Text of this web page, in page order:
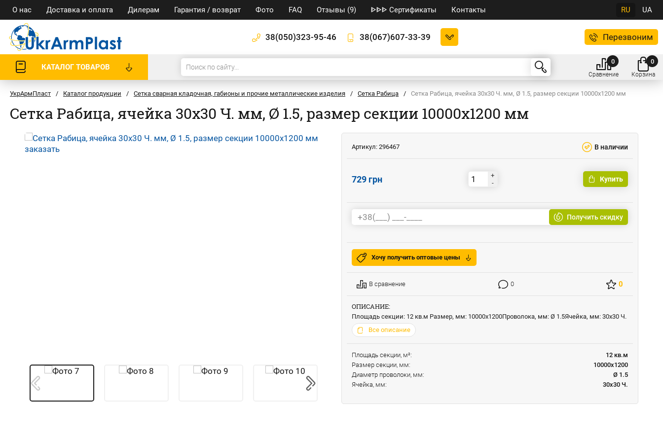
О нас Доставка и оплата Дилерам Гарантия / возврат Фото FAQ Отзывы (9) ᐈᐈᐈ Сертификаты Контакты RU UA
38(050)323-95-46 38(067)607-33-39 Перезвоним
КАТАЛОГ ТОВАРОВ
Сравнение
0
Корзина
0
УкрАрмПласт / Каталог продукции / Сетка сварная кладочная, габионы и прочие металлические изделия / Сетка Рабица / Сетка Рабица, ячейка 30x30 Ч. мм, Ø 1.5, размер секции 10000x1200 мм
Сетка Рабица, ячейка 30x30 Ч. мм, Ø 1.5, размер секции 10000x1200 мм
Артикул: 296467 В наличии
729 грн
+
-
Купить
Получить скидку
Хочу получить оптовые цены
В сравнение 0 0
ОПИСАНИЕ:
Площадь секции: 12 кв.м Размер, мм: 10000x1200Проволока, мм: Ø 1.5Ячейка, мм: 30x30 Ч.
Все описание
Площадь секции, м²:
12 кв.м
Размер секции, мм:
10000x1200
Диаметр проволоки, мм:
Ø 1.5
Ячейка, мм:
30x30 Ч.